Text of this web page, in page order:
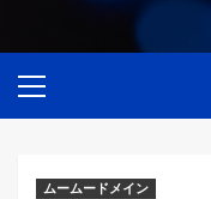
Menu
ムームードメイン